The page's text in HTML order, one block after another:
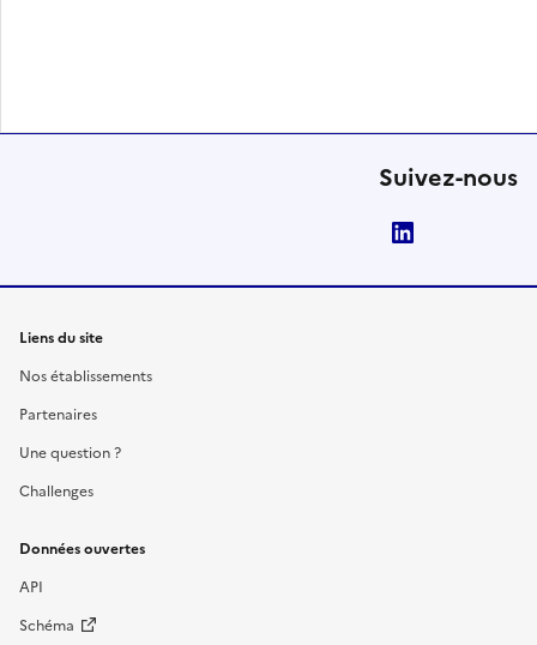
Suivez-nous
Liens du site
Nos établissements
Partenaires
Une question ?
Challenges
Données ouvertes
API
Schéma